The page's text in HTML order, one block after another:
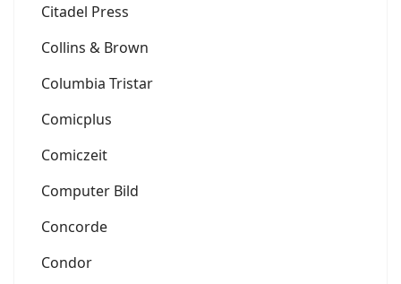
Citadel Press
Collins & Brown
Columbia Tristar
Comicplus
Comiczeit
Computer Bild
Concorde
Condor